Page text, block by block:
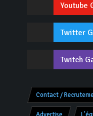
Youtube
Twitter
Twitch
Contact /
Advertise